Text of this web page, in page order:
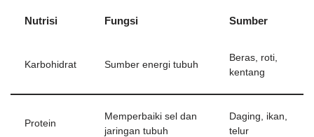
Nutrisi Fungsi Sumber
Karbohidrat Sumber energi tubuh
Beras, roti,
kentang
Protein
Memperbaiki sel dan
jaringan tubuh
Daging, ikan,
telur